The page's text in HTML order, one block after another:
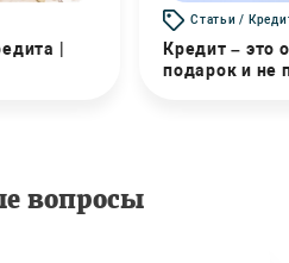
|
Статьи /
Кредит – это
подарок и не
вопросы